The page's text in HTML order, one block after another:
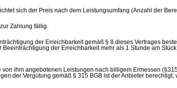
sich der Preis nach dem Leistungsumfang (Anzahl der
Zahlung fällig.
der Erreichbarkeit gemäß § 8 dieses Vertrages
der Erreichbarkeit mehr als 1 Stunde am
ihm angebotenen Leistungen nach billigem Ermessen
der Vergütung gemäß § 315 BGB ist der Anbieter